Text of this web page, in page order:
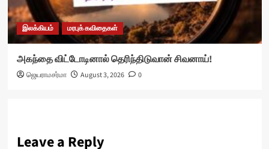
இலக்கியம் மரபுக் கவிதைகள்
அகந்தை விட்டோடினால் தெரிந்திடுவான் சிவனாய்!
ஜெயராமசர்மா August 3, 2026 0
Leave a Reply